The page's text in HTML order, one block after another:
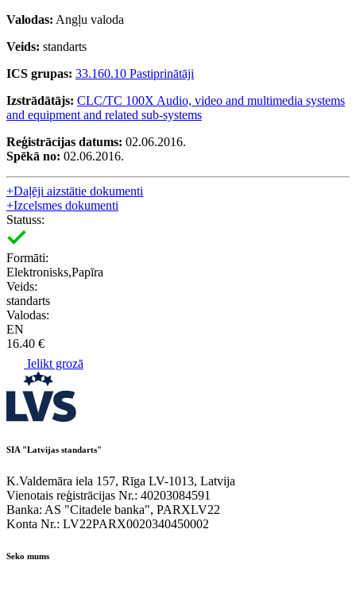
Valodas: Angļu valoda
Veids: standarts
ICS grupas: 33.160.10 Pastiprinātāji
Izstrādātājs: CLC/TC 100X Audio, video and multimedia systems
and equipment and related sub-systems
Reģistrācijas datums: 02.06.2016.
Spēkā no: 02.06.2016.
+Daļēji aizstātie dokumenti
+Izcelsmes dokumenti
Statuss:
Formāti:
Elektronisks,Papīra
Veids:
standarts
Valodas:
EN
16.40 €
Ielikt grozā
SIA "Latvijas standarts"
K.Valdemāra iela 157, Rīga LV-1013, Latvija
Vienotais reģistrācijas Nr.: 40203084591
Banka: AS "Citadele banka", PARXLV22
Konta Nr.: LV22PARX0020340450002
Seko mums